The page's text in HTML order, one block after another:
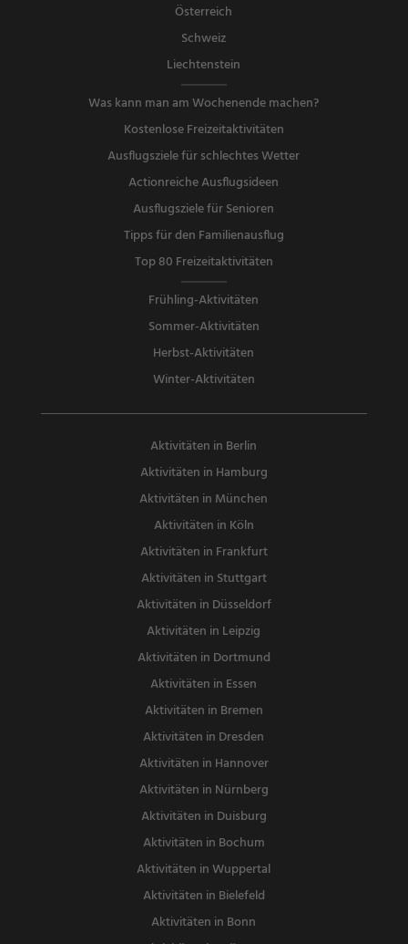
Österreich
Schweiz
Liechtenstein
Was kann man am Wochenende machen?
Kostenlose Freizeitaktivitäten
Ausflugsziele für schlechtes Wetter
Actionreiche Ausflugsideen
Ausflugsziele für Senioren
Tipps für den Familienausflug
Top 80 Freizeitaktivitäten
Frühling-Aktivitäten
Sommer-Aktivitäten
Herbst-Aktivitäten
Winter-Aktivitäten
Aktivitäten in Berlin
Aktivitäten in Hamburg
Aktivitäten in München
Aktivitäten in Köln
Aktivitäten in Frankfurt
Aktivitäten in Stuttgart
Aktivitäten in Düsseldorf
Aktivitäten in Leipzig
Aktivitäten in Dortmund
Aktivitäten in Essen
Aktivitäten in Bremen
Aktivitäten in Dresden
Aktivitäten in Hannover
Aktivitäten in Nürnberg
Aktivitäten in Duisburg
Aktivitäten in Bochum
Aktivitäten in Wuppertal
Aktivitäten in Bielefeld
Aktivitäten in Bonn